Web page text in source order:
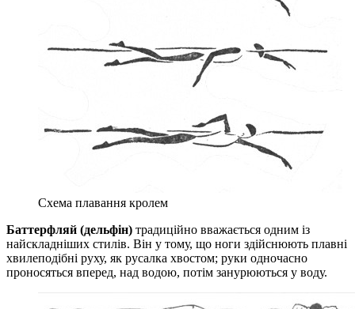
Схема плавання кролем
Баттерфляй (дельфін) традиційно вважається одним із
найскладніших стилів. Він у тому, що ноги здійснюють плавні
хвилеподібні руху, як русалка хвостом; руки одночасно
проносяться вперед, над водою, потім занурюються у воду.